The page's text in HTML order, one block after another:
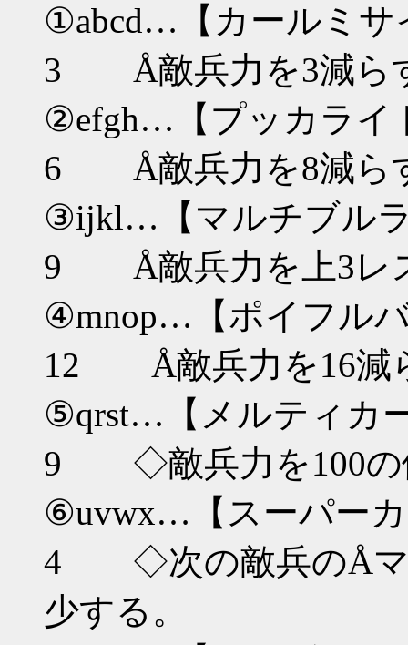
①abcd…【カール
3 Å敵兵力を3減ら
②efgh…【プッカラ
6 Å敵兵力を8減ら
③ijkl…【マルチブル
9 Å敵兵力を上3レ
④mnop…【ポイフ
12 Å敵兵力を16減
⑤qrst…【メルテ
9 ◇敵兵力を100の
⑥uvwx…【スーパー
4 ◇次の敵兵のÅマ
少する。